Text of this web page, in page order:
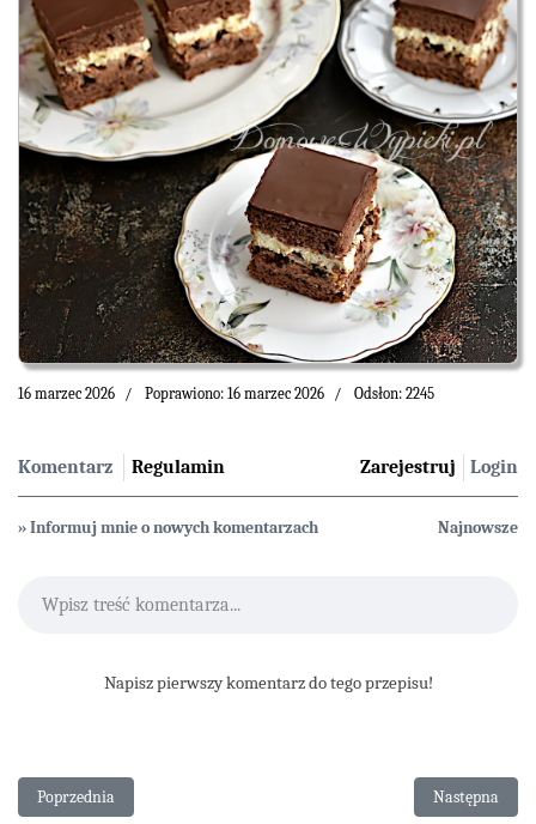
16 marzec 2026 Poprawiono: 16 marzec 2026 Odsłon: 2245
Komentarz Regulamin Login
Zarejestruj
» Informuj mnie o nowych komentarzach Najnowsze
Wpisz treść komentarza...
Napisz pierwszy komentarz do tego przepisu!
Poprzednia strona: Orzechowa babka z cukinią i czekoladą
Poprzednia Następna
Następna